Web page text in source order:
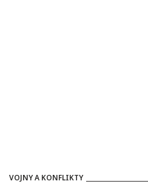
VOJNY A KONFLIKTY